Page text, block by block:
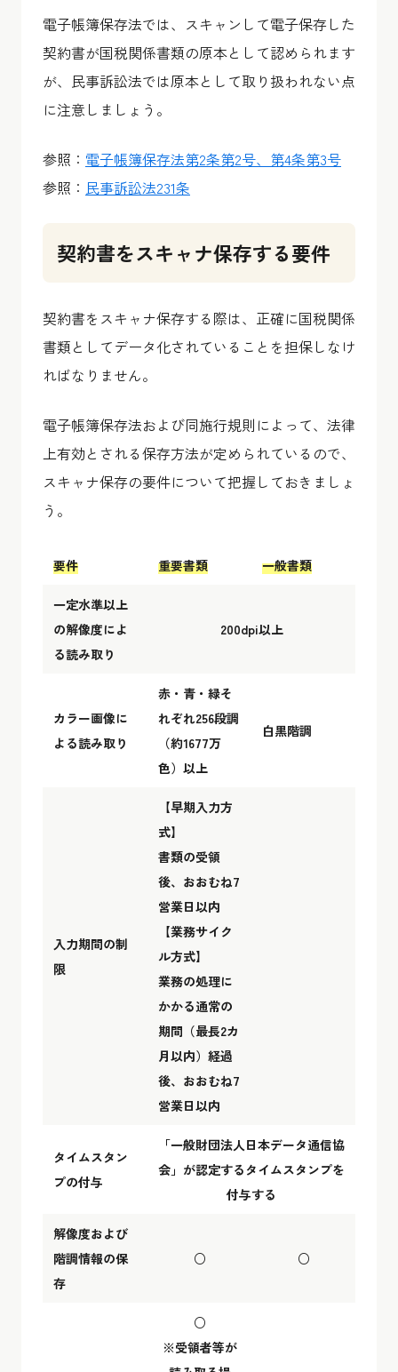
電子帳簿保存法では、スキャンして電子保存した
契約書が国税関係書類の原本として認められます
が、民事訴訟法では原本として取り扱われない点
に注意しましょう。
参照： 電子帳簿保存法第2条第2号、第4条第3号
参照： 民事訴訟法231条
契約書をスキャナ保存する要件
契約書をスキャナ保存する際は、正確に国税関係
書類としてデータ化されていることを担保しなけ
ればなりません。
電子帳簿保存法および同施行規則によって、法律
上有効とされる保存方法が定められているので、
スキャナ保存の要件について把握しておきましょ
う。
要件 重要書類 一般書類
一定水準以上
の解像度によ
る読み取り
200dpi以上
カラー画像に
よる読み取り
赤・青・緑そ
れぞれ256段調
（約1677万
色）以上
白黒階調
入力期間の制
限
【早期入力方
式】
書類の受領
後、おおむね7
営業日以内
【業務サイク
ル方式】
業務の処理に
かかる通常の
期間（最長2カ
月以内）経過
後、おおむね7
営業日以内
タイムスタン
プの付与
「一般財団法人日本データ通信協
会」が認定するタイムスタンプを
付与する
解像度および
階調情報の保
存
○ ○
○
※受領者等が